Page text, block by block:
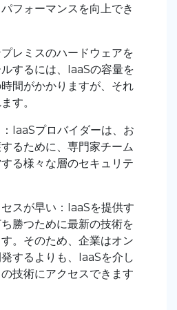
フォーマンスを向上でき
レミスのハードウェアを
するには、IaaSの容量を
間がかかりますが、それ
す。
IaaSプロバイダーは、お
るために、専門家チーム
る様々な層のセキュリテ
スが早い：IaaSを提供す
勝つために最新の技術を
。そのため、企業はオン
するよりも、IaaSを介し
技術にアクセスできます